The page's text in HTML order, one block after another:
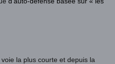
la plus courte et depuis la